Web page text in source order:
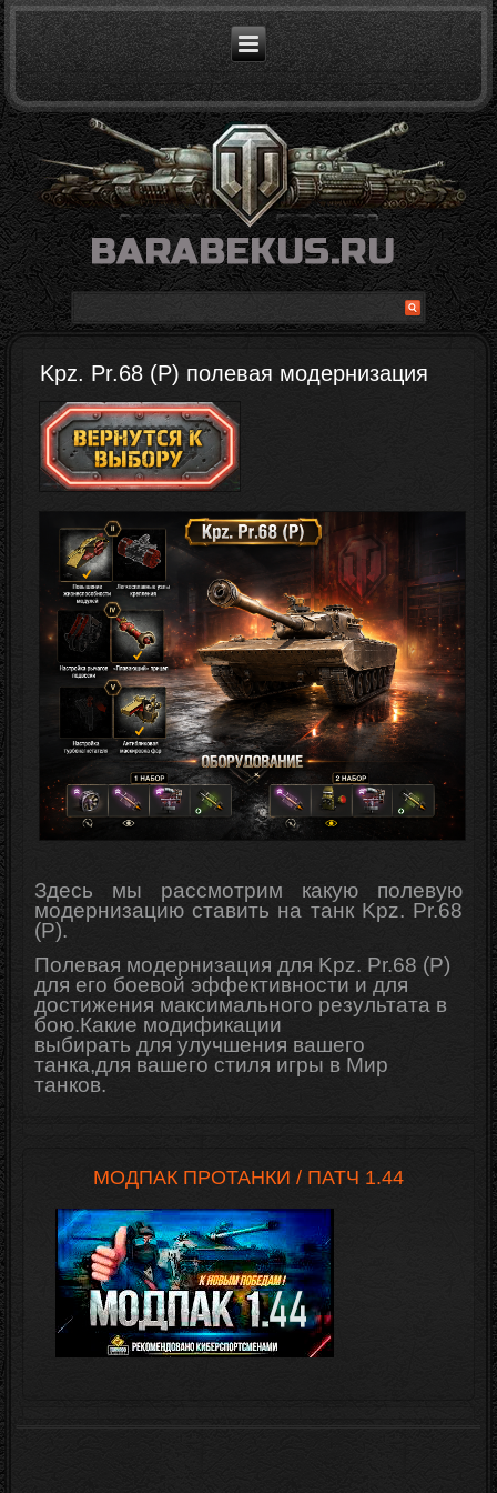
Kpz. Pr.68 (P) полевая модернизация
Здесь мы рассмотрим какую полевую
модернизацию ставить на танк Kpz. Pr.68
(P).
Полевая модернизация для Kpz. Pr.68 (P)
для его боевой эффективности и для
достижения максимального результата в
бою.Какие модификации
выбирать дляулучшения вашего
танка,для вашего стиля игры в Мир
танков.
МОДПАК ПРОТАНКИ / ПАТЧ 1.44